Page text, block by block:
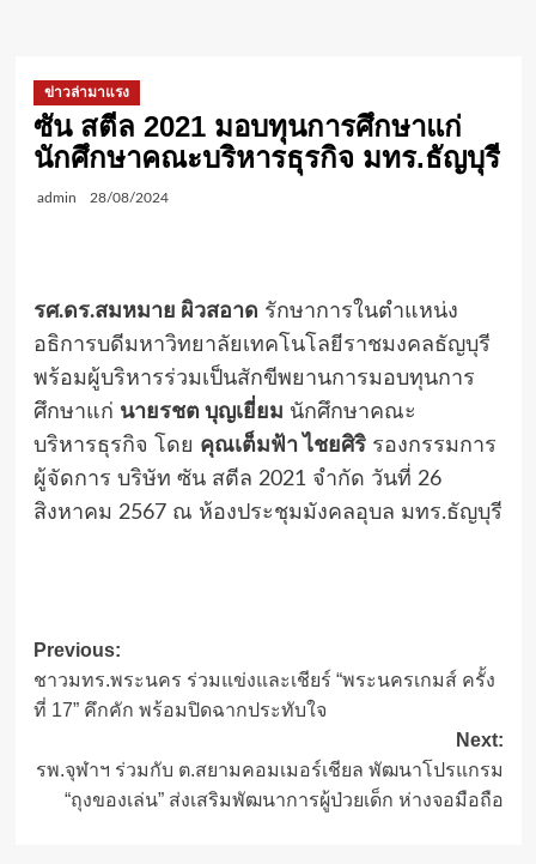
ข่าวล่ามาแรง
ซัน สตีล 2021 มอบทุนการศึกษาแก่
นักศึกษาคณะบริหารธุรกิจ มทร.ธัญบุรี
admin 28/08/2024
รศ.ดร.สมหมาย ผิวสอาด รักษาการในตำแหน่ง
อธิการบดีมหาวิทยาลัยเทคโนโลยีราชมงคลธัญบุรี
พร้อมผู้บริหารร่วมเป็นสักขีพยานการมอบทุนการ
ศึกษาแก่ นายรชต บุญเยี่ยม นักศึกษาคณะ
บริหารธุรกิจ โดย คุณเต็มฟ้า ไชยศิริรองกรรมการ
ผู้จัดการ บริษัท ซัน สตีล 2021 จำกัด วันที่ 26
สิงหาคม 2567 ณ ห้องประชุมมังคลอุบล มทร.ธัญบุรี
Post
navigation
Previous:
ชาวมทร.พระนคร ร่วมแข่งและเชียร์ “พระนครเกมส์ ครั้ง
ที่ 17” คึกคัก พร้อมปิดฉากประทับใจ
Next:
รพ.จุฬาฯ ร่วมกับ ต.สยามคอมเมอร์เชียล พัฒนาโปรแกรม
“ถุงของเล่น” ส่งเสริมพัฒนาการผู้ป่วยเด็ก ห่างจอมือถือ